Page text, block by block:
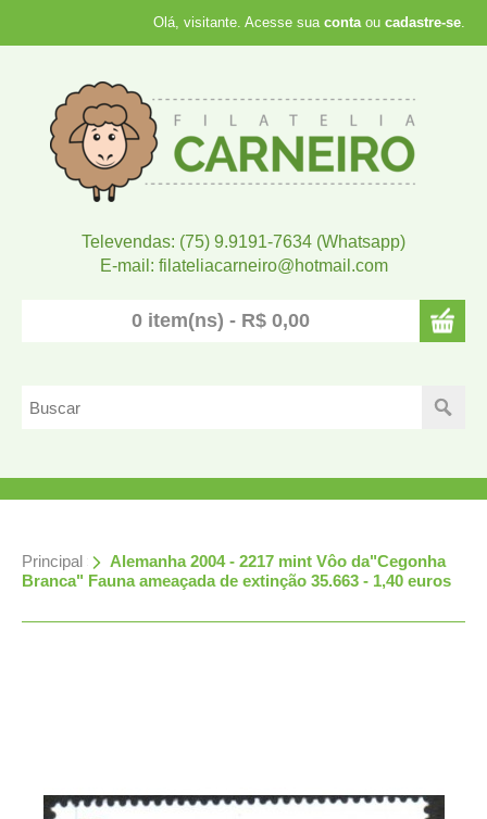
Olá, visitante. Acesse sua contaou cadastre-se.
Televendas: (75) 9.9191-7634 (Whatsapp)
E-mail: filateliacarneiro@hotmail.com
0 item(ns) - R$ 0,00
Principal » Alemanha 2004 - 2217 mint Vôo da"Cegonha
Branca" Fauna ameaçada de extinção 35.663 - 1,40 euros